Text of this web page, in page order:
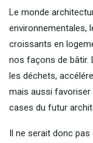
Le monde
environnementales,
croissants en
nos façons de bâtir.
les déchets,
mais aussi favoriser
cases du futur
Il ne serait donc pas